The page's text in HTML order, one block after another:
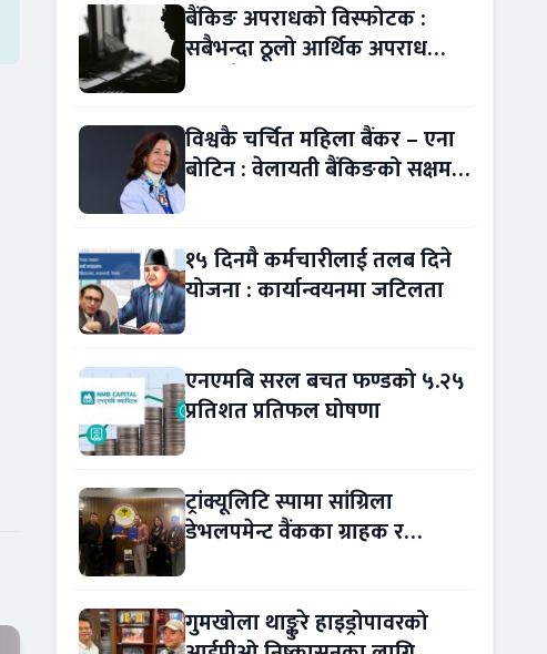
बैंकिङ अपराधको विस्फोटक :
सबैभन्दा ठूलो आर्थिक अपराध
विश्वकै चर्चित महिला बैंकर – एना
बोटिन : वेलायती बैंकिङको सक्षम
१५ दिनमै कर्मचारीलाई तलब दिने
योजना : कार्यान्वयनमा जटिलता
एनएमबि सरल बचत फण्डको ५.२५
प्रतिशत प्रतिफल घोषणा
ट्रांक्यूलिटि स्पामा सांग्रिला
डेभलपमेन्ट वैंकका ग्राहक र
गुमखोला थाङ्कुरे हाइड्रोपावरको